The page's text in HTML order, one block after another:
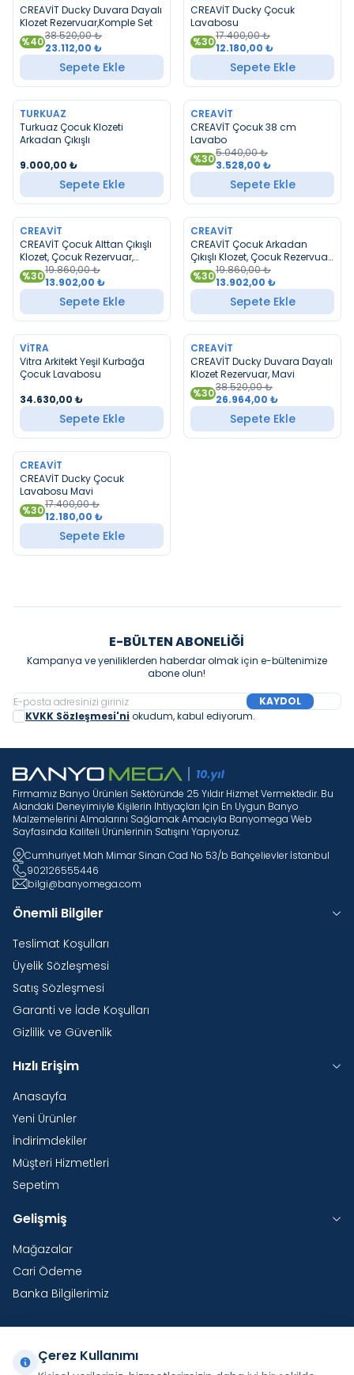
CREAVİT Ducky Duvara Dayalı
Klozet Rezervuar,Komple Set
%4038.520,00₺
23.112,00 ₺
Sepete Ekle
CREAVİT Ducky Çocuk
Lavabosu
%3017.400,00₺
12.180,00 ₺
Sepete Ekle
YENI
TURKUAZ
Turkuaz Çocuk Klozeti
Arkadan Çıkışlı
9.000,00 ₺
Sepete Ekle
YENI
CREAVIT
CREAVİT Çocuk 38 cm
Lavabo
%305.040,00₺
3.528,00 ₺
Sepete Ekle
YENI
CREAVIT
CREAVİT Çocuk Alttan Çıkışlı
Klozet, Çocuk Rezervuar,
Çocuk İç Takım, Çocuk
Duroplast Yavaş Kapak
%3019.860,00₺
13.902,00 ₺
Sepete Ekle
YENI
CREAVIT
CREAVİT Çocuk Arkadan
Çıkışlı Klozet, Çocuk Rezervuar,
Çocuk İç Takım, Çocuk
Duroplast Yavaş Kapak
%3019.860,00₺
13.902,00 ₺
Sepete Ekle
YENI
VITRA
Vitra Arkitekt Yeşil Kurbağa
Çocuk Lavabosu
34.630,00 ₺
Sepete Ekle
YENI
CREAVIT
CREAVİT Ducky Duvara Dayalı
Klozet Rezervuar, Mavi
%3038.520,00₺
26.964,00 ₺
Sepete Ekle
YENI
CREAVIT
CREAVİT Ducky Çocuk
Lavabosu Mavi
%3017.400,00₺
12.180,00 ₺
Sepete Ekle
E-BÜLTEN ABONELIĞI
Kampanya ve yeniliklerden haberdar olmak için e-bültenimize
abone olun!
KAYDOL
KVKK Sözleşmesi'ni okudum, kabul ediyorum.
Firmamız Banyo Ürünleri Sektöründe 25 Yıldır Hizmet Vermektedir. Bu
Alandaki Deneyimiyle Kişilerin Ihtiyaçları Için En Uygun Banyo
Malzemelerini Almalarını Sağlamak Amacıyla Banyomega Web
Sayfasında Kaliteli Ürünlerinin Satışını Yapıyoruz.
Cumhuriyet Mah Mimar Sinan Cad No 53/b Bahçelievler İstanbul
902126555446
bilgi@banyomega.com
Önemli Bilgiler
Teslimat Koşulları
Üyelik Sözleşmesi
Satış Sözleşmesi
Garanti ve İade Koşulları
Gizlilik ve Güvenlik
Hızlı Erişim
Anasayfa
Yeni Ürünler
İndirimdekiler
Müşteri Hizmetleri
Sepetim
Gelişmiş
Mağazalar
Cari Ödeme
Banka Bilgilerimiz
Yurtdışı Kargo
Çerez Kullanımı